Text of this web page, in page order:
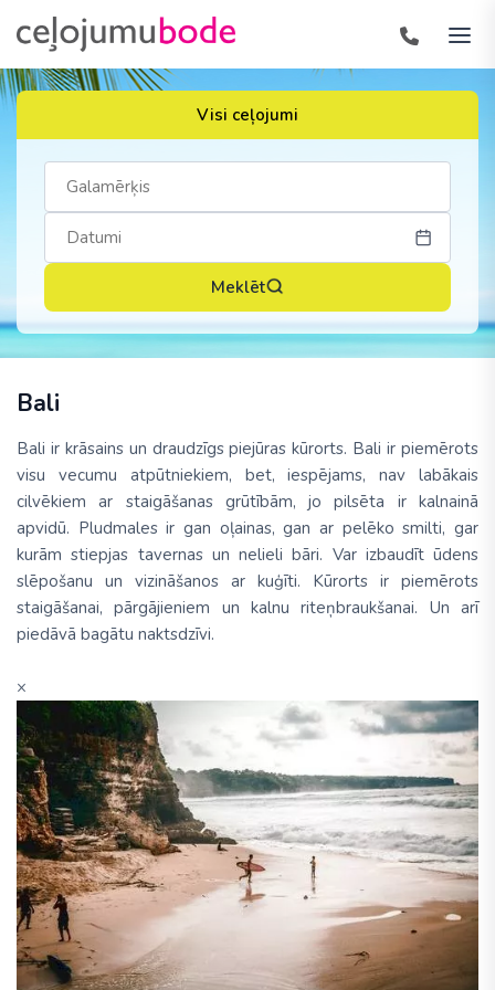
Visi ceļojumi
Meklēt
Bali
Bali ir krāsains un draudzīgs piejūras kūrorts. Bali ir piemērots
visu vecumu atpūtniekiem, bet, iespējams, nav labākais
cilvēkiem ar staigāšanas grūtībām, jo pilsēta ir kalnainā
apvidū. Pludmales ir gan oļainas, gan ar pelēko smilti, gar
kurām stiepjas tavernas un nelieli bāri. Var izbaudīt ūdens
slēpošanu un vizināšanos ar kuģīti. Kūrorts ir piemērots
staigāšanai, pārgājieniem un kalnu riteņbraukšanai. Un arī
piedāvā bagātu naktsdzīvi.
×